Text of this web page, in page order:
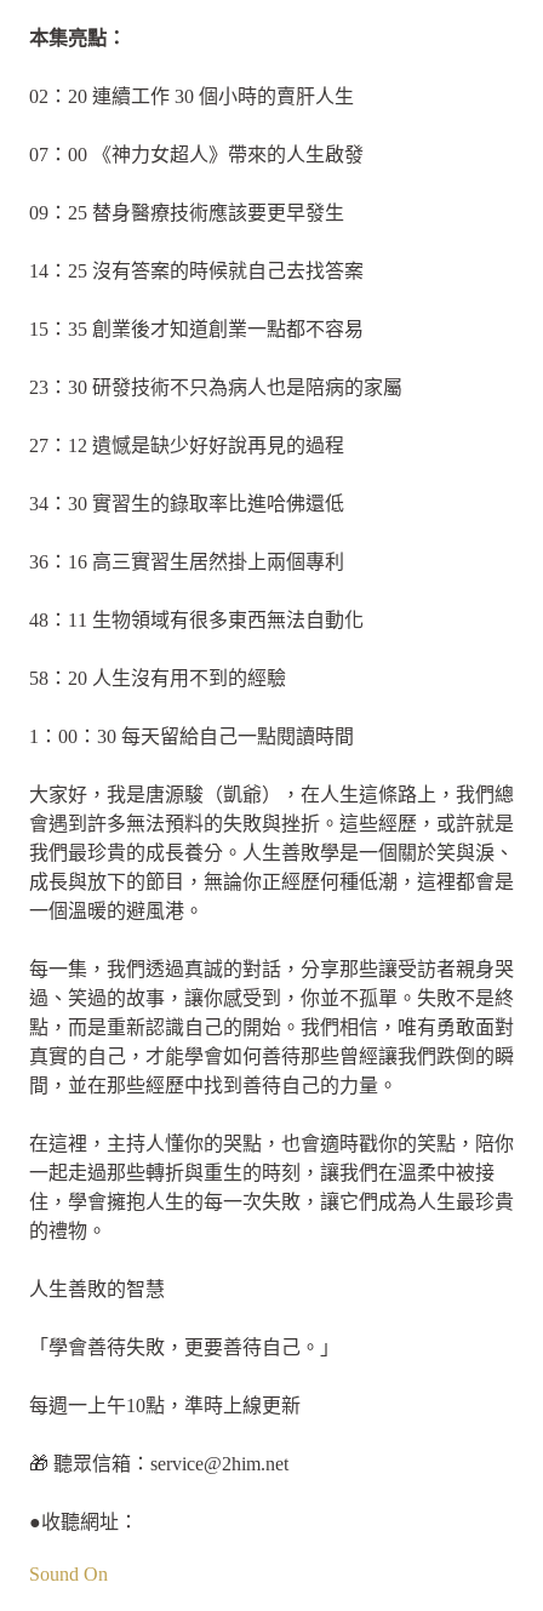
本集亮點：
02：20 連續工作 30 個小時的賣肝人生
07：00 《神力女超人》帶來的人生啟發
09：25 替身醫療技術應該要更早發生
14：25 沒有答案的時候就自己去找答案
15：35 創業後才知道創業一點都不容易
23：30 研發技術不只為病人也是陪病的家屬
27：12 遺憾是缺少好好說再見的過程
34：30 實習生的錄取率比進哈佛還低
36：16 高三實習生居然掛上兩個專利
48：11 生物領域有很多東西無法自動化
58：20 人生沒有用不到的經驗
1：00：30 每天留給自己一點閱讀時間
大家好，我是唐源駿（凱爺），在人生這條路上，我們總
會遇到許多無法預料的失敗與挫折。這些經歷，或許就是
我們最珍貴的成長養分。人生善敗學是一個關於笑與淚、
成長與放下的節目，無論你正經歷何種低潮，這裡都會是
一個溫暖的避風港。
每一集，我們透過真誠的對話，分享那些讓受訪者親身哭
過、笑過的故事，讓你感受到，你並不孤單。失敗不是終
點，而是重新認識自己的開始。我們相信，唯有勇敢面對
真實的自己，才能學會如何善待那些曾經讓我們跌倒的瞬
間，並在那些經歷中找到善待自己的力量。
在這裡，主持人懂你的哭點，也會適時戳你的笑點，陪你
一起走過那些轉折與重生的時刻，讓我們在溫柔中被接
住，學會擁抱人生的每一次失敗，讓它們成為人生最珍貴
的禮物。
人生善敗的智慧
「學會善待失敗，更要善待自己。」
每週一上午10點，準時上線更新
🎁 聽眾信箱： service@2him.net
●收聽網址：
Sound On